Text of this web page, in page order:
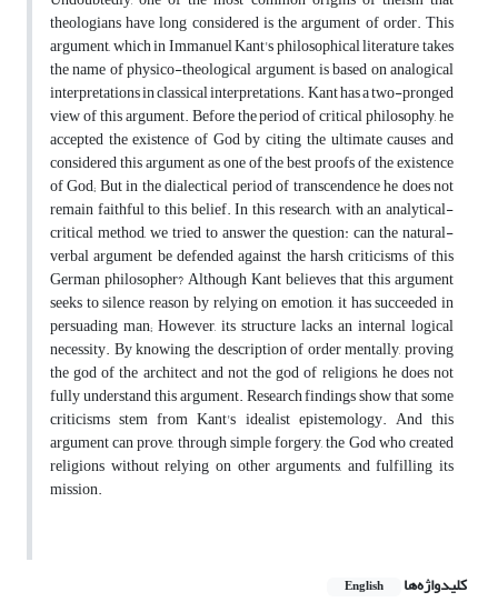
theologians have long considered is the argument of order. This
argument, which in Immanuel Kant's philosophical literature takes
the name of physico-theological argument, is based on analogical
interpretations in classical interpretations. Kant has a two-pronged
view of this argument. Before the period of critical philosophy, he
accepted the existence of God by citing the ultimate causes and
considered this argument as one of the best proofs of the existence
of God; But in the dialectical period of transcendence he does not
remain faithful to this belief. In this research, with an analytical-
critical method, we tried to answer the question: can the natural-
verbal argument be defended against the harsh criticisms of this
German philosopher? Although Kant believes that this argument
seeks to silence reason by relying on emotion, it has succeeded in
persuading man; However, its structure lacks an internal logical
necessity. By knowing the description of order mentally, proving
the god of the architect and not the god of religions, he does not
fully understand this argument. Research findings show that some
criticisms stem from Kant's idealist epistemology. And this
argument can prove, through simple forgery, the God who created
religions without relying on other arguments, and fulfilling its
mission.
کلیدواژه‌ها English